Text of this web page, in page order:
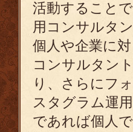
活動すること
用コンサルタ
個人や企業に
コンサルタン
り、さらにフ
スタグラム運
であれば個人